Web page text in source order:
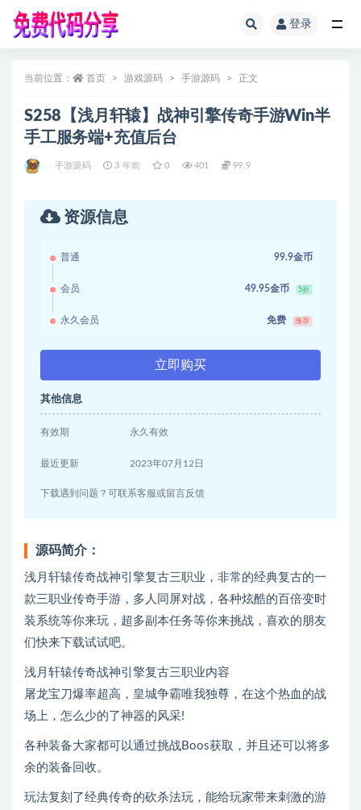
登录
当前位置： 首页 游戏源码 手游源码 正文
S258【浅月轩辕】战神引擎传奇手游Win半
手工服务端+充值后台
手游源码 3 年前 0 401 99.9
资源信息
普通 99.9金币
会员 49.95金币 5折
永久会员 免费 推荐
立即购买
其他信息
有效期 永久有效
最近更新 2023年07月12日
下载遇到问题？可联系客服或留言反馈
源码简介：
浅月轩辕传奇战神引擎复古三职业，非常的经典复古的一
款三职业传奇手游，多人同屏对战，各种炫酷的百倍变时
装系统等你来玩，超多副本任务等你来挑战，喜欢的朋友
们快来下载试试吧。
浅月轩辕传奇战神引擎复古三职业内容
屠龙宝刀爆率超高，皇城争霸唯我独尊，在这个热血的战
场上，怎么少的了神器的风采!
各种装备大家都可以通过挑战Boos获取，并且还可以将多
余的装备回收。
玩法复刻了经典传奇的砍杀法玩，能给玩家带来刺激的游